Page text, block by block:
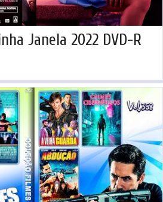
Janela 2022 DVD-R